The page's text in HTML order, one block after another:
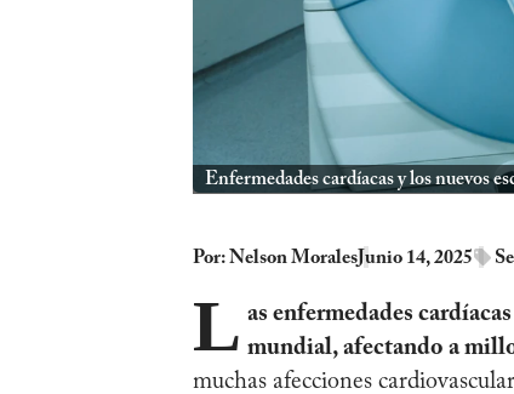
Enfermedades cardíacas y los nuevos
Por:Nelson Morales Junio 14, 2025
L as enfermedades
mundial, afectando a
muchas afecciones